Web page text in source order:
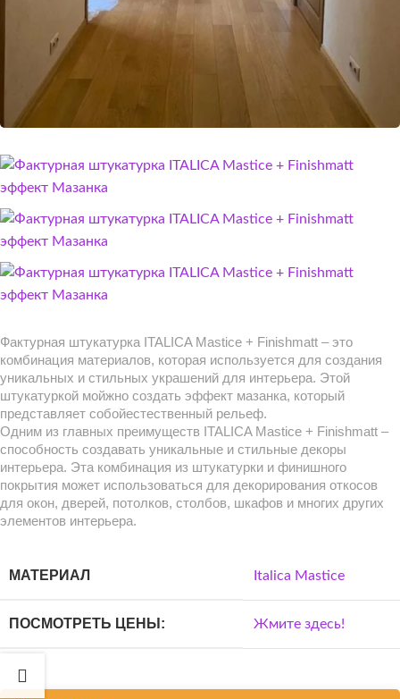
Фактурная штукатурка ITALICA Mastice + Finishmatt – это
комбинация материалов, которая используется для создания
уникальных и стильных украшений для интерьера. Этой
штукатуркой мойжно создать эффект мазанка, который
представляет собойестественный рельеф.
Одним из главных преимуществ ITALICA Mastice + Finishmatt –
способность создавать уникальные и стильные декоры
интерьера. Эта комбинация из штукатурки и финишного
покрытия может использоваться для декорирования откосов
для окон, дверей, потолков, столбов, шкафов и многих других
элементов интерьера.
МАТЕРИАЛ Italica Mastice
ПОСМОТРЕТЬ ЦЕНЫ: Жмите здесь!